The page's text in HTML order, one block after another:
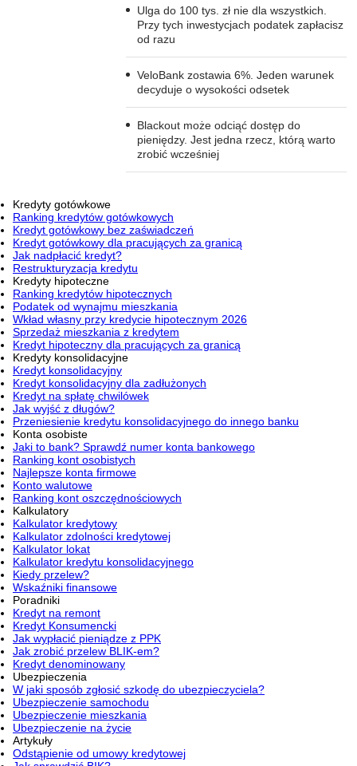
Ulga do 100 tys. zł nie dla wszystkich.
Przy tych inwestycjach podatek zapłacisz
od razu
VeloBank zostawia 6%. Jeden warunek
decyduje o wysokości odsetek
Blackout może odciąć dostęp do
pieniędzy. Jest jedna rzecz, którą warto
zrobić wcześniej
Kredyty gotówkowe
Ranking kredytów gotówkowych
Kredyt gotówkowy bez zaświadczeń
Kredyt gotówkowy dla pracujących za granicą
Jak nadpłacić kredyt?
Restrukturyzacja kredytu
Kredyty hipoteczne
Ranking kredytów hipotecznych
Podatek od wynajmu mieszkania
Wkład własny przy kredycie hipotecznym 2026
Sprzedaż mieszkania z kredytem
Kredyt hipoteczny dla pracujących za granicą
Kredyty konsolidacyjne
Kredyt konsolidacyjny
Kredyt konsolidacyjny dla zadłużonych
Kredyt na spłatę chwilówek
Jak wyjść z długów?
Przeniesienie kredytu konsolidacyjnego do innego banku
Konta osobiste
Jaki to bank? Sprawdź numer konta bankowego
Ranking kont osobistych
Najlepsze konta firmowe
Konto walutowe
Ranking kont oszczędnościowych
Kalkulatory
Kalkulator kredytowy
Kalkulator zdolności kredytowej
Kalkulator lokat
Kalkulator kredytu konsolidacyjnego
Kiedy przelew?
Wskaźniki finansowe
Poradniki
Kredyt na remont
Kredyt Konsumencki
Jak wypłacić pieniądze z PPK
Jak zrobić przelew BLIK-em?
Kredyt denominowany
Ubezpieczenia
W jaki sposób zgłosić szkodę do ubezpieczyciela?
Ubezpieczenie samochodu
Ubezpieczenie mieszkania
Ubezpieczenie na życie
Artykuły
Odstąpienie od umowy kredytowej